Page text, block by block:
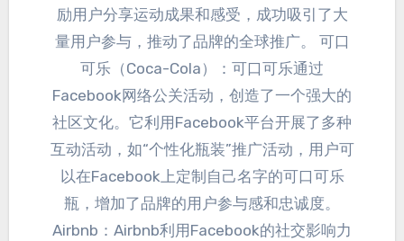
励用户分享运动成果和感受 ， 成功吸引了大
量用户参与， 推动了品牌的全球推广。 可口
可乐（Coca-Cola）
： 可口可乐通过
Facebook网络公关活动 ， 创造了一个强大的
社区文化。 它利用Facebook平台开展了多种
互动活动 ， 如“个性化瓶装”推广活动 ， 用户可
以在Facebook上定制自己名字的可口可乐
瓶 ， 增加了品牌的用户参与感和忠诚度。
Airbnb ： Airbnb利用Facebook的社交影响力